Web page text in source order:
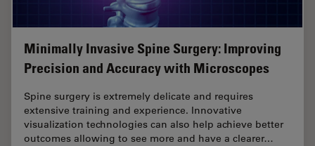
Minimally Invasive Spine Surgery: Improving
Precision and Accuracy with Microscopes
Spine surgery is extremely delicate and requires
extensive training and experience. Innovative
visualization technologies can also help achieve better
outcomes allowing to see more and have a clearer…